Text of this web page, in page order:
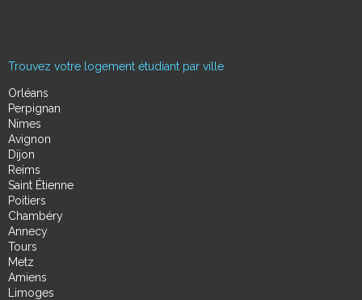
Trouvez votre logement étudiant par ville
Orléans
Perpignan
Nimes
Avignon
Dijon
Reims
Saint Étienne
Poitiers
Chambéry
Annecy
Tours
Metz
Amiens
Limoges